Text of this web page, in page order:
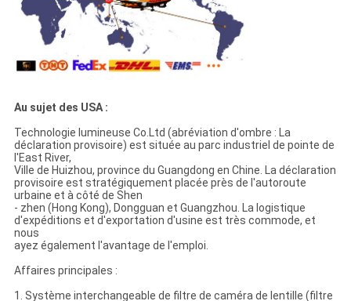
Au sujet des USA :
Technologie lumineuse Co.Ltd (abréviation d'ombre : La
déclaration provisoire) est située au parc industriel de pointe de
l'East River,
Ville de Huizhou, province du Guangdong en Chine. La déclaration
provisoire est stratégiquement placée près de l'autoroute
urbaine et à côté de Shen
- zhen (Hong Kong), Dongguan et Guangzhou. La logistique
d'expéditions et d'exportation d'usine est très commode, et
nous
ayez également l'avantage de l'emploi.
Affaires principales :
1. Système interchangeable de filtre de caméra de lentille (filtre